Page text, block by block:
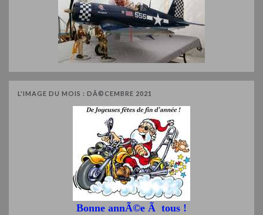
L'IMAGE DU MOIS : DÃ©CEMBRE 2021
Bonne annÃ©e Ã tous !